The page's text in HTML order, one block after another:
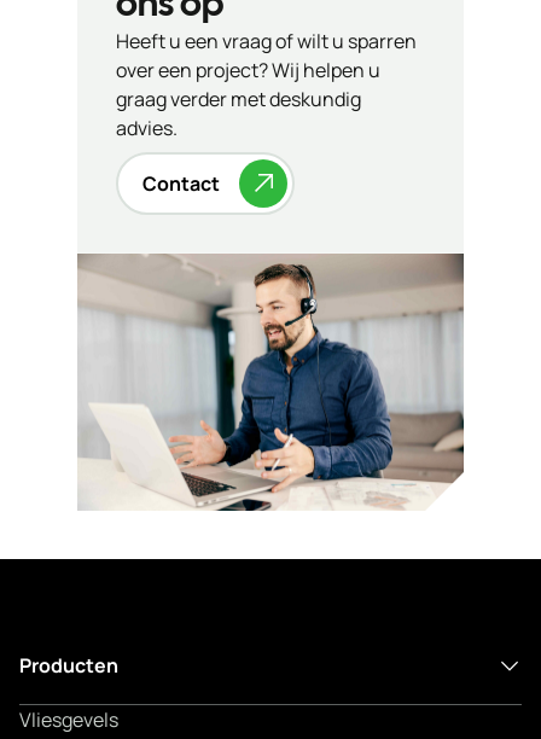
Heeft u een vraag of wilt u sparren
over een project? Wij helpen u
graag verder met deskundig
advies.
Contact
Producten
Vliesgevels